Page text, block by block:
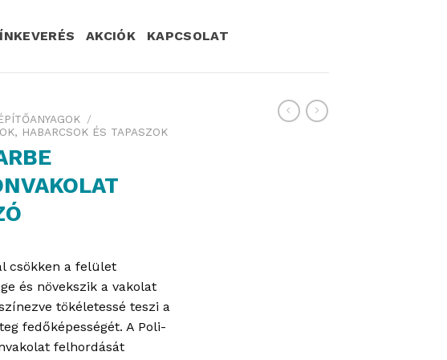
AKCIÓK KAPCSOLAT
/
HABARCSOK ÉS TAPASZOK
csökken a felület
és növekszik a vakolat
tökéletessé teszi a
fedőképességét. A Poli-
felhordását